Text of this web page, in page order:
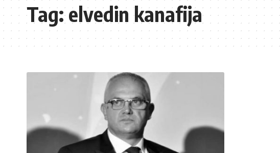
Tag:elvedin kanafija